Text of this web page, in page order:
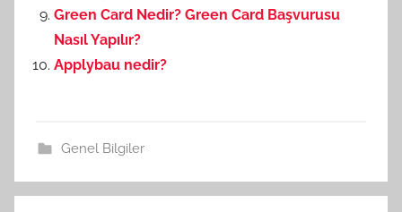
Green Card Nedir? Green Card Başvurusu
Nasıl Yapılır?
Applybau nedir?
Genel Bilgiler